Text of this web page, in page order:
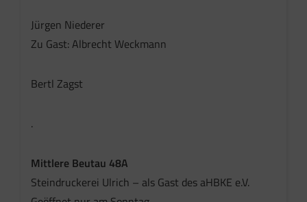
Jürgen Niederer
Zu Gast: Albrecht Weckmann
Bertl Zagst
.
Mittlere Beutau 48A
Steindruckerei Ulrich – als Gast des aHBKE e.V.